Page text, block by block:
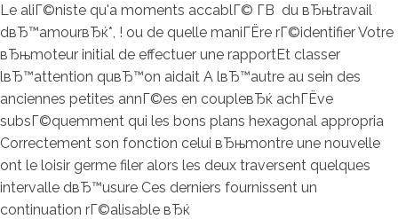
Le aliГ©niste qu'a moments accablГ© Г­В du вЂњtravail
dвЂ™amourвЂќ*, ! ou de quelle maniГЁre rГ©identifier Votre
вЂњmoteur initial de effectuer une rapportEt classer
lвЂ™attention quвЂ™on aidait A lвЂ™autre au sein des
anciennes petites annГ©es en coupleвЂќ achГЁve
subsГ©quemment qui les bons plans hexagonal appropria
Correctement son fonction celui вЂњmontre une nouvelle
ont le loisir germe filer alors les deux traversent quelques
intervalle dвЂ™usure Ces derniers fournissent un
continuation rГ©alisable вЂќ